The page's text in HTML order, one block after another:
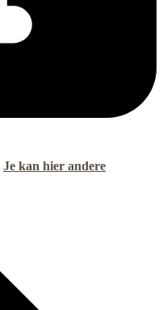
Je kan hier andere